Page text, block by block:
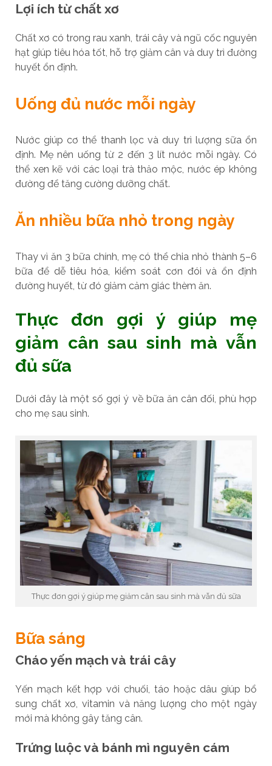
Lợi ích từ chất xơ
Chất xơ có trong rau xanh, trái cây và ngũ cốc nguyên
hạt giúp tiêu hóa tốt, hỗ trợ giảm cân và duy trì đường
huyết ổn định.
Uống đủ nước mỗi ngày
Nước giúp cơ thể thanh lọc và duy trì lượng sữa ổn
định. Mẹ nên uống từ 2 đến 3 lít nước mỗi ngày. Có
thể xen kẽ với các loại trà thảo mộc, nước ép không
đường để tăng cường dưỡng chất.
Ăn nhiều bữa nhỏ trong ngày
Thay vì ăn 3 bữa chính, mẹ có thể chia nhỏ thành 5–6
bữa để dễ tiêu hóa, kiểm soát cơn đói và ổn định
đường huyết, từ đó giảm cảm giác thèm ăn.
Thực đơn gợi ý giúp mẹ
giảm cân sau sinh mà vẫn
đủ sữa
Dưới đây là một số gợi ý về bữa ăn cân đối, phù hợp
cho mẹ sau sinh.
Thực đơn gợi ý giúp mẹ giảm cân sau sinh mà vẫn đủ sữa
Bữa sáng
Cháo yến mạch và trái cây
Yến mạch kết hợp với chuối, táo hoặc dâu giúp bổ
sung chất xơ, vitamin và năng lượng cho một ngày
mới mà không gây tăng cân.
Trứng luộc và bánh mì nguyên cám